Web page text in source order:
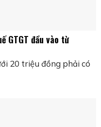
GTGT đầu vào từ
20 triệu đồng phải có